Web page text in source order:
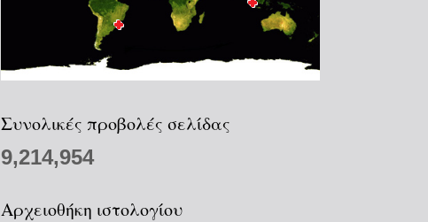
Συνολικές προβολές σελίδας
9,214,954
Αρχειοθήκη ιστολογίου